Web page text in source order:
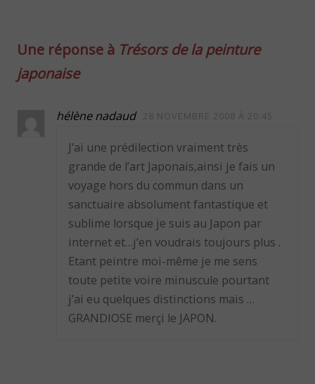
Une réponse à Trésors de la peinture
japonaise
hélène nadaud 28 NOVEMBRE 2008 À 20:45
J’ai une prédilection vraiment très
grande de l’art Japonais,ainsi je fais un
voyage hors du commun dans un
sanctuaire absolument fantastique et
sublime lorsque je suis au Japon par
internet et…j’en voudrais toujours plus .
Etant peintre moi-même je me sens
toute petite voire minuscule pourtant
j’ai eu quelques distinctions mais …
GRANDIOSE merçi le JAPON.